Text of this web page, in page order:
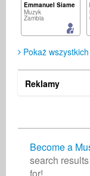
Emmanuel Siame
Muzyk
Zambia
Pokaż wszystkich
Reklamy
Become a
search